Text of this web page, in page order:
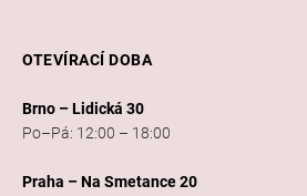
OTEVÍRACÍ DOBA
Brno – Lidická 30
Po–Pá: 12:00 – 18:00
Praha – Na Smetance 20